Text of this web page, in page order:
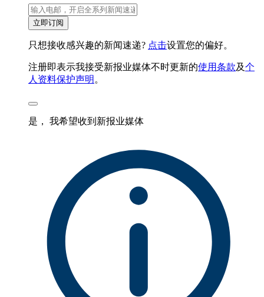
立即订阅
只想接收感兴趣的新闻速递? 点击设置您的偏好。
注册即表示我接受新报业媒体不时更新的使用条款及个
人资料保护声明 。
是， 我希望收到新报业媒体